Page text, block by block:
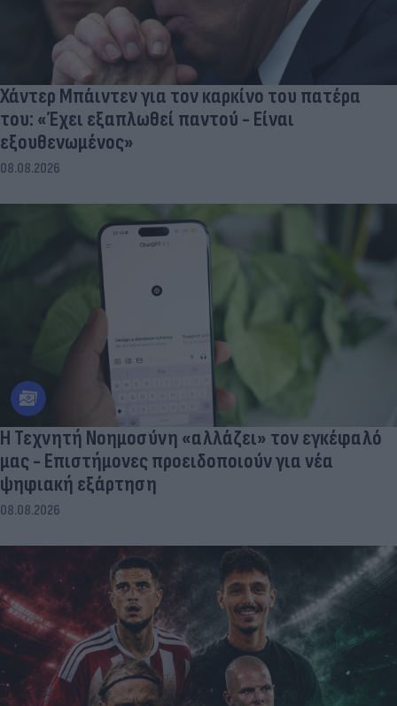
Χάντερ Μπάιντεν για τον καρκίνο του πατέρα
του: «Έχει εξαπλωθεί παντού - Είναι
εξουθενωμένος»
08.08.2026
Η Τεχνητή Νοημοσύνη «αλλάζει» τον εγκέφαλό
μας - Eπιστήμονες προειδοποιούν για νέα
ψηφιακή εξάρτηση
08.08.2026